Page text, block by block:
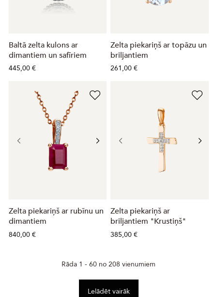
Baltā zelta kulons ar
dimantiem un safīriem
445,00 €
Zelta piekariņš ar topāzu un
briljantiem
261,00 €
Zelta piekariņš ar rubīnu un
dimantiem
840,00 €
Zelta piekariņš ar
briljantiem "Krustiņš"
385,00 €
Rāda 1 - 60 no 208 vienumiem
Lelādēt vairāk